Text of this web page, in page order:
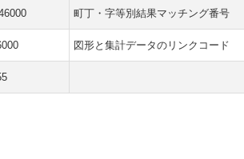
町丁・字等別結果マッチング番号
図形と集計データのリンクコード